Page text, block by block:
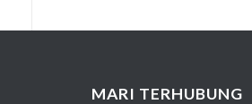
MARI TERHUBUNG